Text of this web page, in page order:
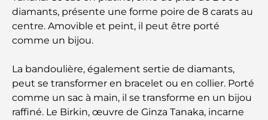
créer équilibre et harmonie
Les meilleures entreprises d'aménagement
extérieurs
Les meilleures entreprises de déménagement à
Dubaï : un guide complet
diamants, présente une forme poire de 8 carats au
centre. Amovible et peint, il peut être porté
comme un bijou.
La bandoulière, également sertie de diamants,
peut se transformer en bracelet ou en collier. Porté
comme un sac à main, il se transforme en un bijou
raffiné. Le Birkin, œuvre de Ginza Tanaka, incarne